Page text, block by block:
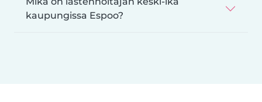
kaupungissa Espoo?